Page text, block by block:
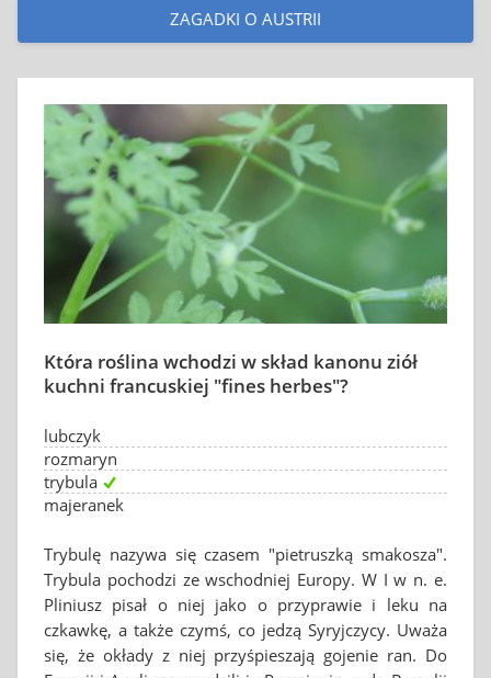
ZAGADKI O AUSTRII
Która roślina wchodzi w skład kanonu ziół
kuchni francuskiej "fines herbes"?
lubczyk
rozmaryn
trybula
majeranek
Trybulę nazywa się czasem "pietruszką smakosza".
Trybula pochodzi ze wschodniej Europy. W I w n. e.
Pliniusz pisał o niej jako o przyprawie i leku na
czkawkę, a także czymś, co jedzą Syryjczycy. Uważa
się, że okłady z niej przyśpieszają gojenie ran. Do